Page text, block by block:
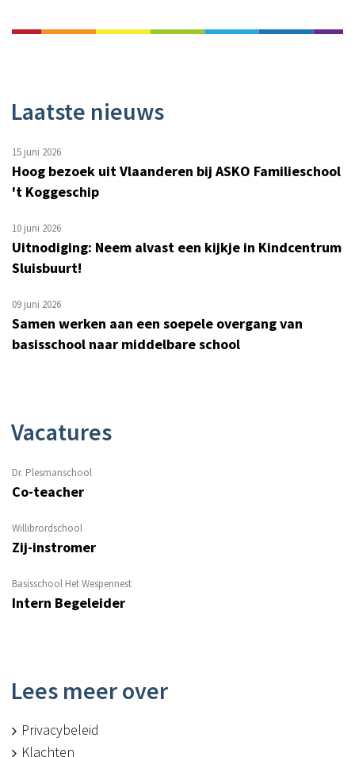
Laatste nieuws
15 juni 2026
Hoog bezoek uit Vlaanderen bij ASKO Familieschool
't Koggeschip
10 juni 2026
Uitnodiging: Neem alvast een kijkje in Kindcentrum
Sluisbuurt!
09 juni 2026
Samen werken aan een soepele overgang van
basisschool naar middelbare school
Vacatures
Dr. Plesmanschool
Co-teacher
Willibrordschool
Zij-instromer
Basisschool Het Wespennest
Intern Begeleider
Lees meer over
Privacybeleid
Klachten